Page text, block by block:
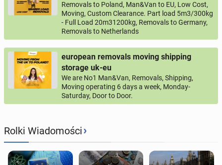
Removals to Poland, Man&Van to EU, Low Cost,
Moving, Custom Clearance. Part load 5m3/300kg
- Full Load 20m31200kg, Removals to Germany,
Removals to Netherlands
european removals moving shipping
storage uk-eu
We are No1 Man&Van, Removals, Shipping,
Moving operating 6 days a week, Monday-
Saturday, Door to Door.
Rolki Wiadomości›